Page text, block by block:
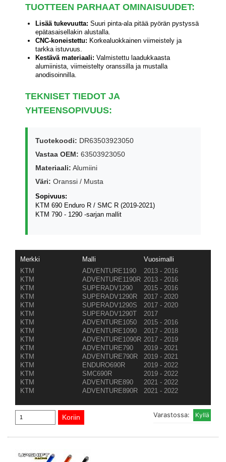
TUOTTEEN PARHAAT OMINAISUUDET:
Lisää tukevuutta: Suuri pinta-ala pitää pyörän pystyssä
epätasaisellakin alustalla.
CNC-koneistettu: Korkealuokkainen viimeistely ja
tarkka istuvuus.
Kestävä materiaali: Valmistettu laadukkaasta
alumiinista, viimeistelty oranssilla ja mustalla
anodisoinnilla.
TEKNISET TIEDOT JA
YHTEENSOPIVUUS:
Tuotekoodi: DR63503923050
Vastaa OEM: 63503923050
Materiaali: Alumiini
Väri: Oranssi / Musta
Sopivuus:
KTM 690 Enduro R / SMC R (2019-2021)
KTM 790 - 1290 -sarjan mallit
Merkki Malli
Vuosimalli
KTM
ADVENTURE1190
2013 - 2016
KTM
ADVENTURE1190R 2013 - 2016
KTM
SUPERADV1290
2015 - 2016
KTM
SUPERADV1290R
2017 - 2020
KTM
SUPERADV1290S
2017 - 2020
KTM
SUPERADV1290T
2017
KTM
ADVENTURE1050
2015 - 2016
KTM
ADVENTURE1090
2017 - 2018
KTM
ADVENTURE1090R 2017 - 2019
KTM
ADVENTURE790
2019 - 2021
KTM
ADVENTURE790R
2019 - 2021
KTM
ENDURO690R
2019 - 2022
KTM
SMC690R
2019 - 2022
KTM
ADVENTURE890
2021 - 2022
KTM
ADVENTURE890R 2021 - 2022
Varastossa: